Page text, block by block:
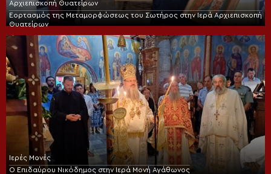
Αρχιεπισκοπή Θυατείρων
Εορτασμός της Μεταμορφώσεως του Σωτήρος στην Ιερά Αρχιεπισκοπή
Θυατείρων
Ιερές Μονές
Ο Επιδαύρου Νικόδημος στην Ιερά Μονή Αγάθωνος